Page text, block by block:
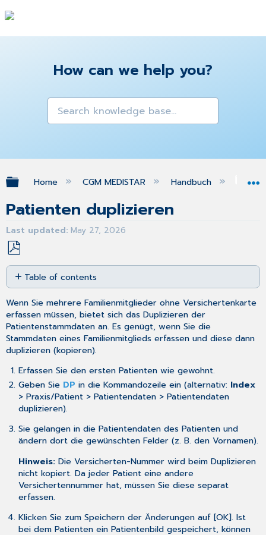
How can we help you?
Expand/collapse global hierarchy
Home CGM MEDISTAR Handbuch
Patienten duplizieren
Last updated May 27, 2026
Save
as
PDF
Table of contents
No
headers
Wenn Sie mehrere Familienmitglieder ohneVersichertenkarte
erfassen müssen, bietet sich das Duplizieren der
Patientenstammdaten an. Es genügt, wenn Sie die
Stammdaten eines Familienmitglieds erfassen und diese dann
duplizieren (kopieren).
ErfassenSie den ersten Patienten wie gewohnt.
Geben Sie DP in die Kommandozeile ein (alternativ: Index
> Praxis/Patient > Patientendaten > Patientendaten
duplizieren).
Sie gelangen in die Patientendatendes Patienten und
ändern dort die gewünschten Felder (z. B. den Vornamen).
Hinweis: Die Versicherten-Nummer wird beim Duplizieren
nicht kopiert. Da jeder Patient eine andere
Versichertennummer hat, müssen Sie diese separat
erfassen.
Klicken Sie zum Speichern der Änderungen auf [OK]. Ist
bei dem Patienten ein Patientenbildgespeichert, können